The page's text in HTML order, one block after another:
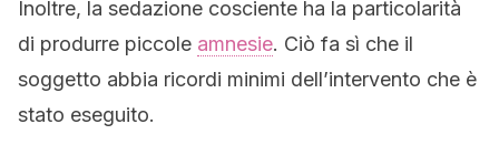
Inoltre, la sedazione cosciente ha la particolarità
di produrre piccole amnesie. Ciò fa sì che il
soggetto abbia ricordi minimi dell’intervento che è
stato eseguito.